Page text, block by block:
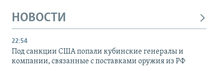
НОВОСТИ
22:54
Под санкции США попали кубинские генералы и
компании, связанные с поставками оружия из РФ